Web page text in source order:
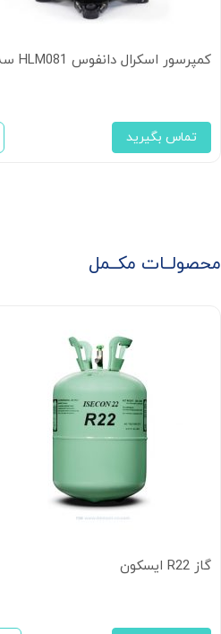
کمپرسور اسکرال دانفوس HLM081 سه فاز
تماس بگیرید
محصولــات مکــمل
گاز R22 ایسکون